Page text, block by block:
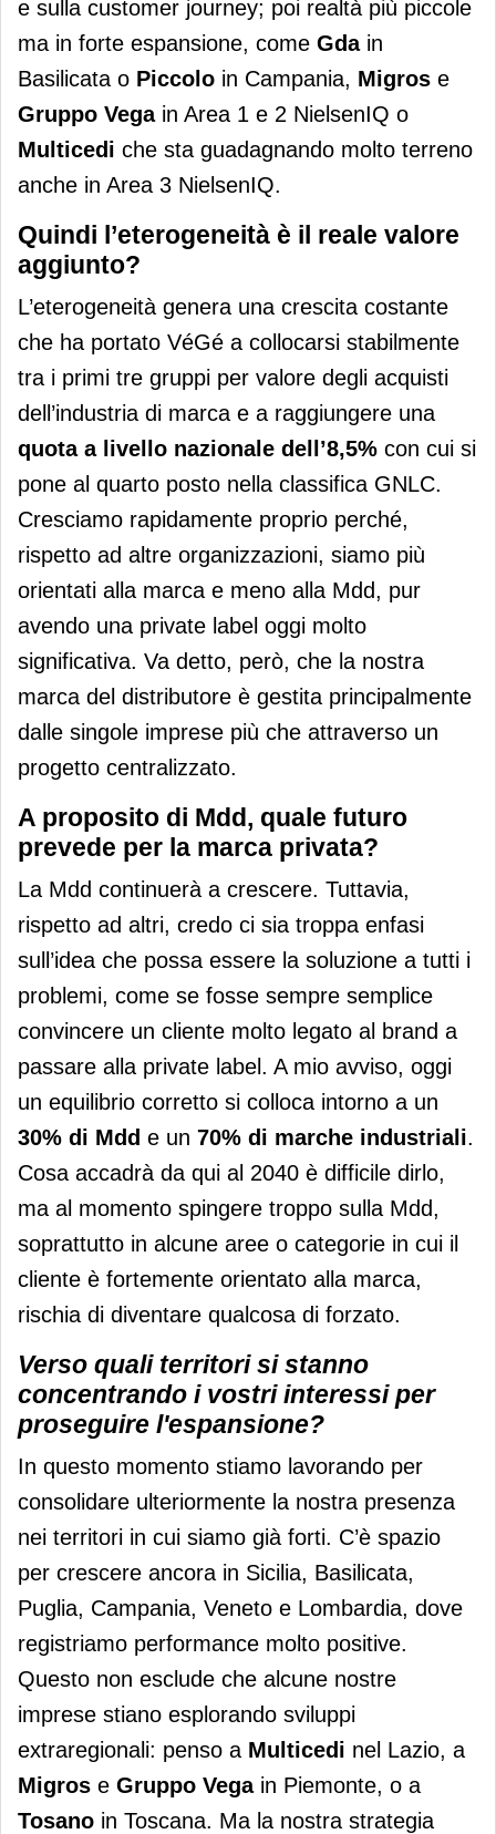
e sulla customer journey; poi realtà più piccole
ma in forte espansione, come Gdain
Basilicata o Piccolo in Campania, Migros e
Gruppo Vegain Area 1 e 2 NielsenIQ o
Multicedi che sta guadagnando molto terreno
anche in Area 3 NielsenIQ.
Quindi l’eterogeneità è il reale valore
aggiunto?
L’eterogeneità genera una crescita costante
che ha portato VéGé a collocarsi stabilmente
tra i primi tre gruppi per valore degli acquisti
dell’industria di marca e a raggiungere una
quota a livello nazionale dell’8,5% con cui si
pone al quarto posto nella classifica GNLC.
Cresciamo rapidamente proprio perché,
rispetto ad altre organizzazioni, siamo più
orientati alla marca e meno alla Mdd, pur
avendo una private label oggi molto
significativa. Va detto, però, che la nostra
marca del distributore è gestita principalmente
dalle singole imprese più che attraverso un
progetto centralizzato.
A proposito di Mdd, quale futuro
prevede per la marca privata?
La Mdd continuerà a crescere. Tuttavia,
rispetto ad altri, credo ci sia troppa enfasi
sull’idea che possa essere la soluzione a tutti i
problemi, come se fosse sempre semplice
convincere un cliente molto legato al brand a
passare alla private label. A mio avviso, oggi
un equilibrio corretto si colloca intorno a un
30% di Mdd e un 70% di marche industriali.
Cosa accadrà da qui al 2040 è difficile dirlo,
ma al momento spingere troppo sulla Mdd,
soprattutto in alcune aree o categorie in cui il
cliente è fortemente orientato alla marca,
rischia di diventare qualcosa di forzato.
Verso quali territori si stanno
concentrando i vostri interessi per
proseguire l'espansione?
In questo momento stiamo lavorando per
consolidare ulteriormente la nostra presenza
nei territori in cui siamo già forti. C’è spazio
per crescere ancora in Sicilia, Basilicata,
Puglia, Campania, Veneto e Lombardia, dove
registriamo performance molto positive.
Questo non esclude che alcune nostre
imprese stiano esplorando sviluppi
extraregionali: penso a Multicedi nel Lazio, a
Migros e Gruppo Vegain Piemonte, o a
Tosano in Toscana. Ma la nostra strategia